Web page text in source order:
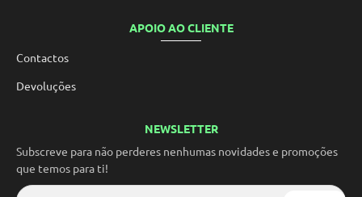
APOIO AO CLIENTE
Contactos
Devoluções
NEWSLETTER
Subscreve para não perderes nenhumas novidades e promoções
que temos para ti!